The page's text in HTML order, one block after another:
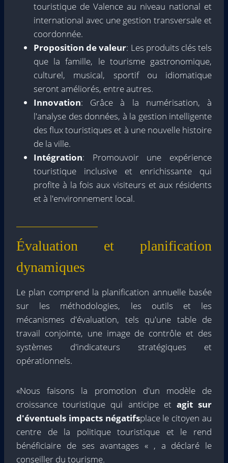
touristique de Valence au niveau national et
international avec une gestion transversale et
coordonnée.
Proposition de valeur: Les produits clés tels
que la famille, le tourisme gastronomique,
culturel, musical, sportif ou idiomatique
seront améliorés, entre autres.
Innovation: Grâce à la numérisation, à
l'analyse des données, à la gestion intelligente
des flux touristiques et à une nouvelle histoire
de la ville.
Intégration: Promouvoir une expérience
touristique inclusive et enrichissante qui
profite à la fois aux visiteurs et aux résidents
et à l'environnement local.
Évaluation et planification
dynamiques
Le plan comprend la planification annuelle basée
sur les méthodologies, les outils et les
mécanismes d'évaluation, tels qu'une table de
travail conjointe, une image de contrôle et des
systèmes d'indicateurs stratégiques et
opérationnels.
«Nous faisons la promotion d'un modèle de
croissance touristique qui anticipe et agit sur
d'éventuels impacts négatifsplace le citoyen au
centre de la politique touristique et le rend
bénéficiaire de ses avantages « , a déclaré le
conseiller du tourisme.